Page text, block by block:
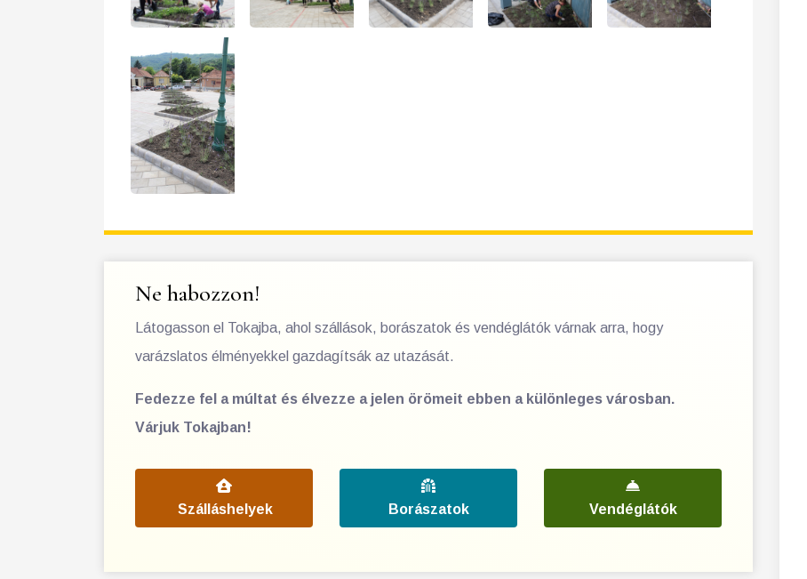
Ne habozzon!
Látogasson el Tokajba, ahol szállások, borászatok és vendéglátók várnak arra, hogy
varázslatos élményekkel gazdagítsák az utazását.
Fedezze fel a múltat és élvezze a jelen örömeit ebben a különleges városban.
Várjuk Tokajban!
Szálláshelyek Borászatok Vendéglátók